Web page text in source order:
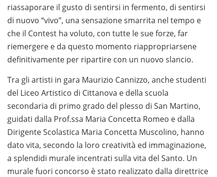
riassaporare il gusto di sentirsi in fermento, di sentirsi
di nuovo “vivo”, una sensazione smarrita nel tempo e
che il Contest ha voluto, con tutte le sue forze, far
riemergere e da questo momento riappropriarsene
definitivamente per ripartire con un nuovo slancio.
Tra gli artisti in gara Maurizio Cannizzo, anche studenti
del Liceo Artistico di Cittanova e della scuola
secondaria di primo grado del plesso di San Martino,
guidati dalla Prof.ssa Maria Concetta Romeo e dalla
Dirigente Scolastica Maria Concetta Muscolino, hanno
dato vita, secondo la loro creatività ed immaginazione,
a splendidi murale incentrati sulla vita del Santo. Un
murale fuori concorso è stato realizzato dalla direttrice